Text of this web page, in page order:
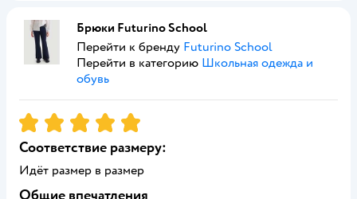
Брюки Futurino School
Перейти к бренду Futurino School
Перейти в категорию Школьная одежда и
обувь
Рейтинг:5
Соответствие размеру:
Идёт размер в размер